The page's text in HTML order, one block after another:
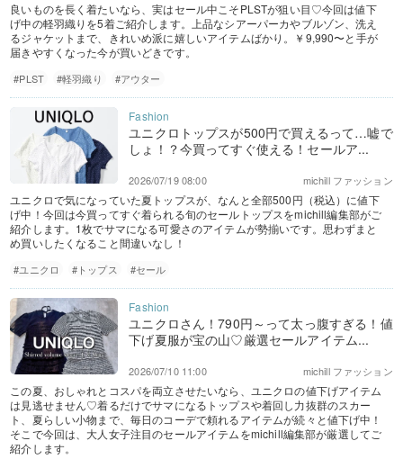
良いものを長く着たいなら、実はセール中こそPLSTが狙い目♡今回は値下
げ中の軽羽織りを5着ご紹介します。上品なシアーパーカやブルゾン、洗え
るジャケットまで、きれいめ派に嬉しいアイテムばかり。￥9,990〜と手が
届きやすくなった今が買いどきです。
#PLST #軽羽織り #アウター
ユニクロトップスが500円で買えるって…嘘で
しょ！？今買ってすぐ使える！セールア...
michill ファッション
2026/07/19 08:00
ユニクロで気になっていた夏トップスが、なんと全部500円（税込）に値下
げ中！今回は今買ってすぐ着られる旬のセールトップスをmichill編集部がご
紹介します。1枚でサマになる可愛さのアイテムが勢揃いです。思わずまと
め買いしたくなること間違いなし！
#ユニクロ #トップス #セール
ユニクロさん！790円～って太っ腹すぎる！値
下げ夏服が宝の山♡厳選セールアイテム...
michill ファッション
2026/07/10 11:00
この夏、おしゃれとコスパを両立させたいなら、ユニクロの値下げアイテム
は見逃せません♡着るだけでサマになるトップスや着回し力抜群のスカー
ト、夏らしい小物まで、毎日のコーデで頼れるアイテムが続々と値下げ中！
そこで今回は、大人女子注目のセールアイテムをmichill編集部が厳選してご
紹介します。